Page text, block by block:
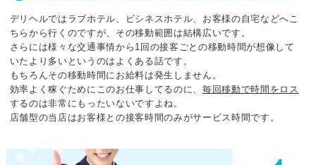
デリヘルではラブホテル、ビシネスホテル、お客様の自宅などへこ
ちらから行くのですが、 その移動範囲は結構広いです。
さらには様々な交通事情から 1回の接客ごとの移動時間が想像して
いたより多いというのはよくある話です。
もちろんその移動時間にお給料は発生しません。
効率よく稼ぐためにこのお仕事してるのに、 毎回移動で時間をロス
するのは非常にもったいないですよね。
店舗型の当店はお客様との接客時間のみがサービス時間です。